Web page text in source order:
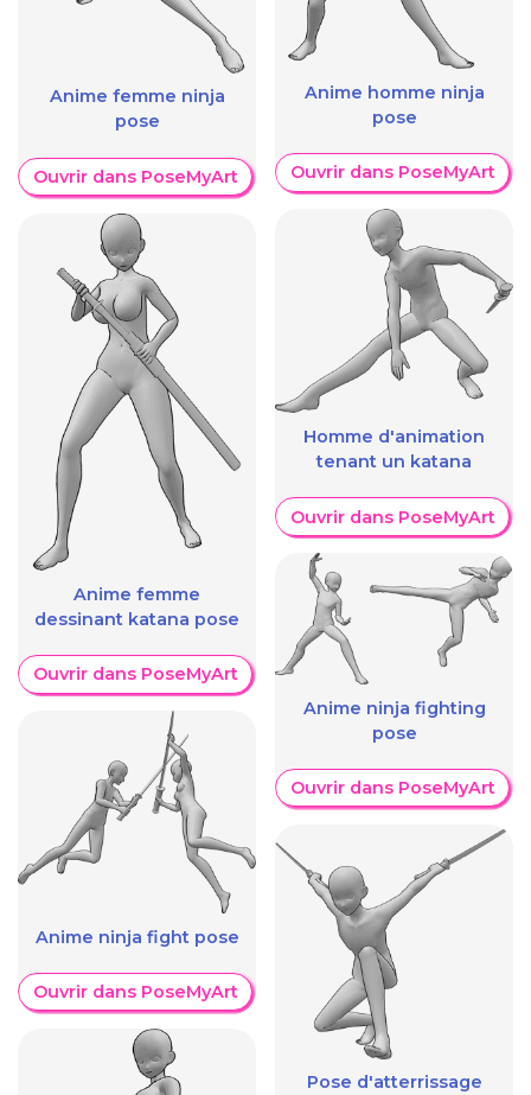
Anime femme ninja
pose
Ouvrir dans PoseMyArt
Anime femme
dessinant katana pose
Ouvrir dans PoseMyArt
Anime ninja fight pose
Ouvrir dans PoseMyArt
Anime homme ninja
pose
Ouvrir dans PoseMyArt
Homme d'animation
tenant un katana
Ouvrir dans PoseMyArt
Anime ninja fighting
pose
Ouvrir dans PoseMyArt
Pose d'atterrissage